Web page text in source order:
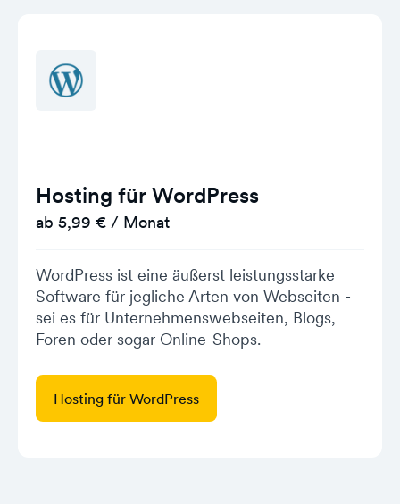
Hosting für WordPress
ab 5,99 € / Monat
WordPress ist eine äußerst leistungsstarke
Software für jegliche Arten von Webseiten -
sei es für Unternehmenswebseiten, Blogs,
Foren oder sogar Online-Shops.
Hosting für WordPress